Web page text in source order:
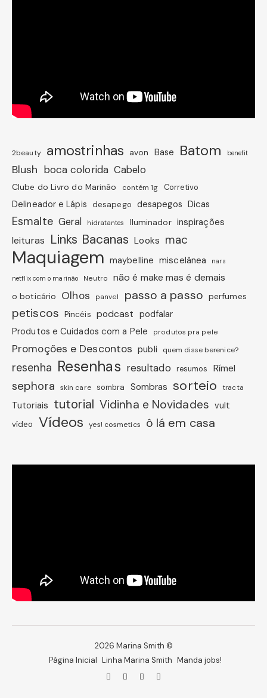
2beauty amostrinhas avon Base Batom benefit
Blush boca colorida Cabelo
Clube do Livro do Marinão contém 1g Corretivo
Delineador e Lápis desapego desapegos Dicas
Esmalte Geral hidratantes Iluminador inspirações
leituras Links Bacanas Looks mac
Maquiagem maybelline miscelânea nars
netflix com o marinão Neutro não é make mas é demais
o boticário Olhos panvel passo a passo perfumes
petiscos Pincéis podcast podfalar
Produtos e Cuidados com a Pele
produtos pra pele
Promoções e Descontos publi quem disse berenice?
resenha Resenhas resultado resumos Rímel
sephora skin care sombra Sombras sorteio tracta
Tutoriais tutorial Vidinha e Novidades vult
vídeo Vídeos yes! cosmetics ô lá em casa
2026 Marina Smith ©
Página Inicial Linha Marina Smith Manda jobs!